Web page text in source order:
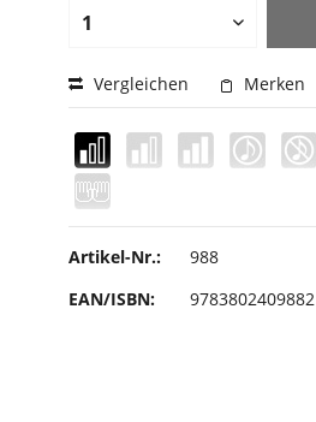
Vergleichen Merken
Artikel-Nr.:
988
EAN/ISBN:
9783802409882